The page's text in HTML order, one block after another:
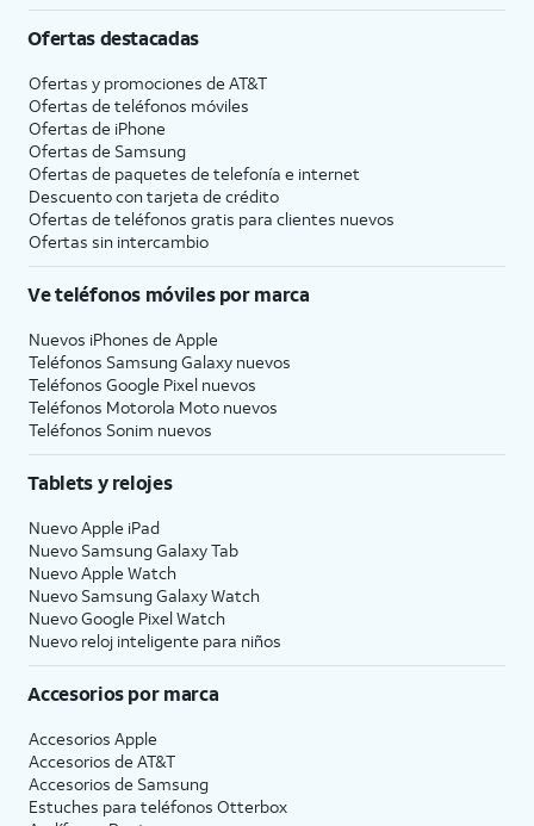
Ofertas destacadas
Ofertas y promociones de AT&T
Ofertas de teléfonos móviles
Ofertas de iPhone
Ofertas de Samsung
Ofertas de paquetes de telefonía e internet
Descuento con tarjeta de crédito
Ofertas de teléfonos gratis para clientes nuevos
Ofertas sin intercambio
Ve teléfonos móviles por marca
Nuevos iPhones de Apple
Teléfonos Samsung Galaxy nuevos
Teléfonos Google Pixel nuevos
Teléfonos Motorola Moto nuevos
Teléfonos Sonim nuevos
Tablets y relojes
Nuevo Apple iPad
Nuevo Samsung Galaxy Tab
Nuevo Apple Watch
Nuevo Samsung Galaxy Watch
Nuevo Google Pixel Watch
Nuevo reloj inteligente para niños
Accesorios por marca
Accesorios Apple
Accesorios de AT&T
Accesorios de Samsung
Estuches para teléfonos Otterbox